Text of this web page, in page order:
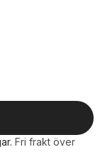
. Fri frakt över